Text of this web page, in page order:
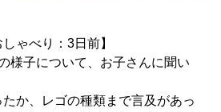
ゃべり：3日前】
様子について、お子さんに聞い
か、レゴの種類まで言及があっ